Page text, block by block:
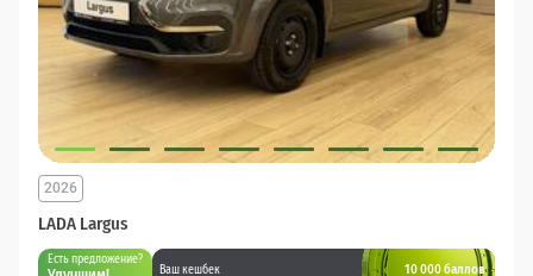
LADA Largus
2026
Есть предложение?
Ваш кешбек 10 000 баллов